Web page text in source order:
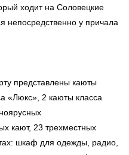
ходит на Соловецкие
непосредственно у причала
представлены каюты
«Люкс», 2 каюты класса
кают, 23 трехместных
шкаф для одежды, радио,